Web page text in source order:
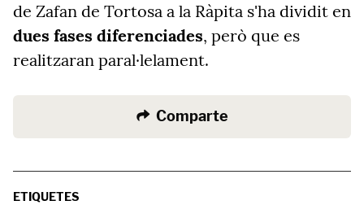
de Zafan de Tortosa a la Ràpita s'ha dividit en
dues fases diferenciades, però que es
realitzaran paral·lelament.
Comparte
ETIQUETES